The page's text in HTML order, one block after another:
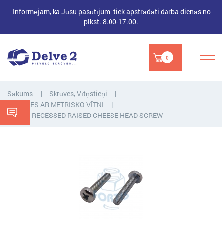
Informējam, ka Jūsu pasūtījumi tiek apstrādāti darba dienās no
plkst. 8.00-17.00.
0
Sākums
Skrūves, Vītņstieņi
SKRŪVES AR METRISKO VĪTNI
CROSS RECESSED RAISED CHEESE HEAD SCREW